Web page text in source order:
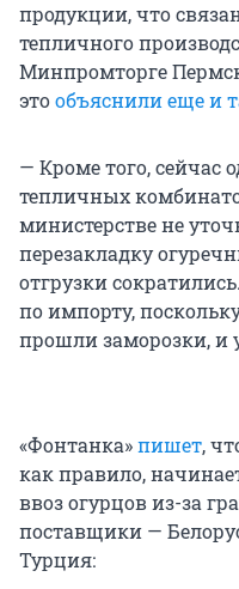
продукции, что
тепличного
Минпромторге
этообъяснили еще и
— Кроме того, сейчас
тепличных
министерстве не
перезакладку
отгрузки
по импорту,
прошли заморозки, и
«Фонтанка»пишет,
как правило,
ввоз огурцов из-за
поставщики —
Турция: